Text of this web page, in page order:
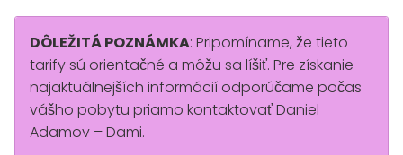
DÔLEŽITÁ POZNÁMKA: Pripomíname, že tieto
tarify sú orientačné a môžu sa líšiť. Pre získanie
najaktuálnejších informácií odporúčame počas
vášho pobytu priamo kontaktovať Daniel
Adamov – Dami.